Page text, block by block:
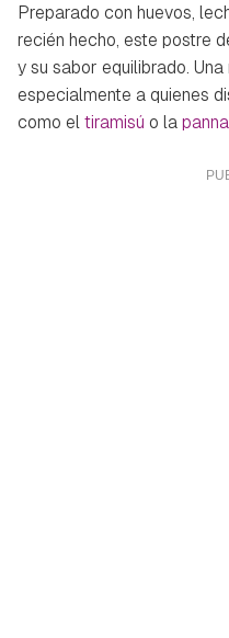
Preparado con huevos,
recién hecho, este postre
y su sabor equilibrado.
especialmente a quienes
como eltiramisú o la